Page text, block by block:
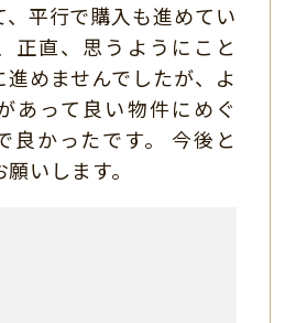
、平行で購入も進めてい
正直、思うようにこと
進めませんでしたが、よ
あって良い物件にめぐ
良かったです。 今後と
いします。